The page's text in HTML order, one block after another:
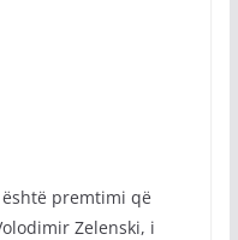
është premtimi që
Zelenski, i